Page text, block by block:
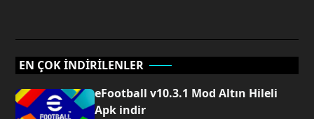
EN ÇOK İNDİRİLENLER
eFootball v10.3.1 Mod Altın Hileli
Apk indir